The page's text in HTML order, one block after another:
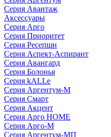
Серия Авантаж
Аксессуары
Серия Арго
Серия Приоритет
Серия Ресепшн
Серия Аспект-Аспирант
Серия Авангард
Серия Болонья
Серия kALLe
Серия Аргентум-М
Серия Смарт
Серия Акцент
Серия Арго HOME
Серия Арго-М
Серия Аргентум-МП